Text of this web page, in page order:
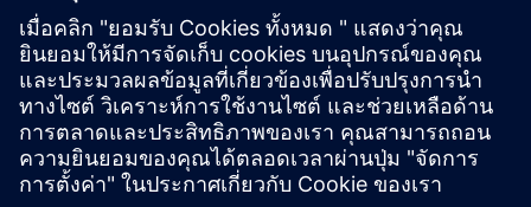
Assembly of the new YpsoDose® product line on the
flexible Rexroth transfer solution of the TS 2
Booster. Cutting-edge technology for innovation leaders.
TS 2 Booster Application Report (german)